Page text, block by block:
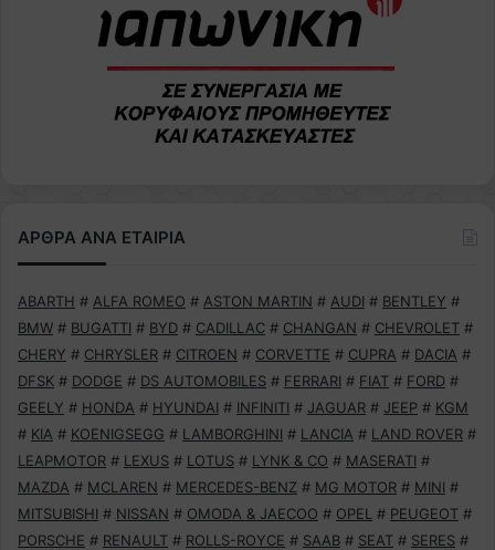
ΑΡΘΡΑ ΑΝΑ ΕΤΑΙΡΙΑ
ABARTH # ALFA ROMEO # ASTON MARTIN # AUDI # BENTLEY #
BMW # BUGATTI # BYD # CADILLAC # CHANGAN # CHEVROLET #
CHERY # CHRYSLER # CITROEN # CORVETTE # CUPRA # DACIA #
DFSK # DODGE # DS AUTOMOBILES # FERRARI # FIAT # FORD #
GEELY # HONDA # HYUNDAI # INFINITI # JAGUAR # JEEP # KGM
# KIA # KOENIGSEGG # LAMBORGHINI # LANCIA # LAND ROVER #
LEAPMOTOR # LEXUS # LOTUS # LYNK & CO # MASERATI #
MAZDA # MCLAREN # MERCEDES-BENZ # MG MOTOR # MINI #
MITSUBISHI # NISSAN # OMODA & JAECOO # OPEL # PEUGEOT #
PORSCHE # RENAULT # ROLLS-ROYCE # SAAB # SEAT # SERES #